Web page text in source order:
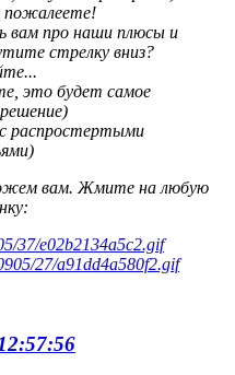
пожалеете!
вам про наши плюсы и
стрелку вниз?
это будет самое
распростертыми
вам. Жмите на любую